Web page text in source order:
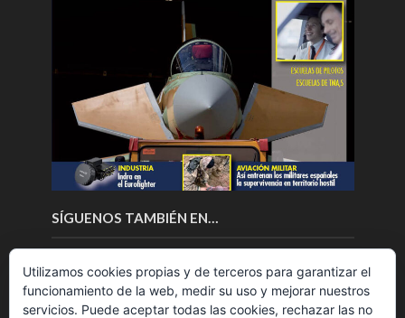
SÍGUENOS TAMBIÉN EN…
Utilizamos cookies propias y de terceros para garantizar el
funcionamiento de la web, medir su uso y mejorar nuestros
servicios. Puede aceptar todas las cookies, rechazar las no